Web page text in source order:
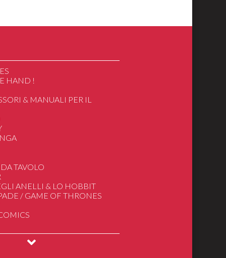
HAND !
& MANUALI PER IL
Cartoon
degli Anelli
TAVOLO
ANELLI & LO HOBBIT
/ GAME OF THRONES